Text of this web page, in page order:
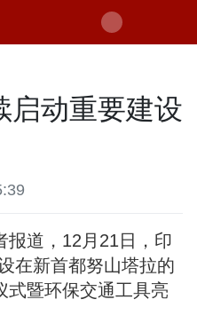
启动重要建设
报道，12月21日，印
在新首都努山塔拉的
式暨环保交通工具亮